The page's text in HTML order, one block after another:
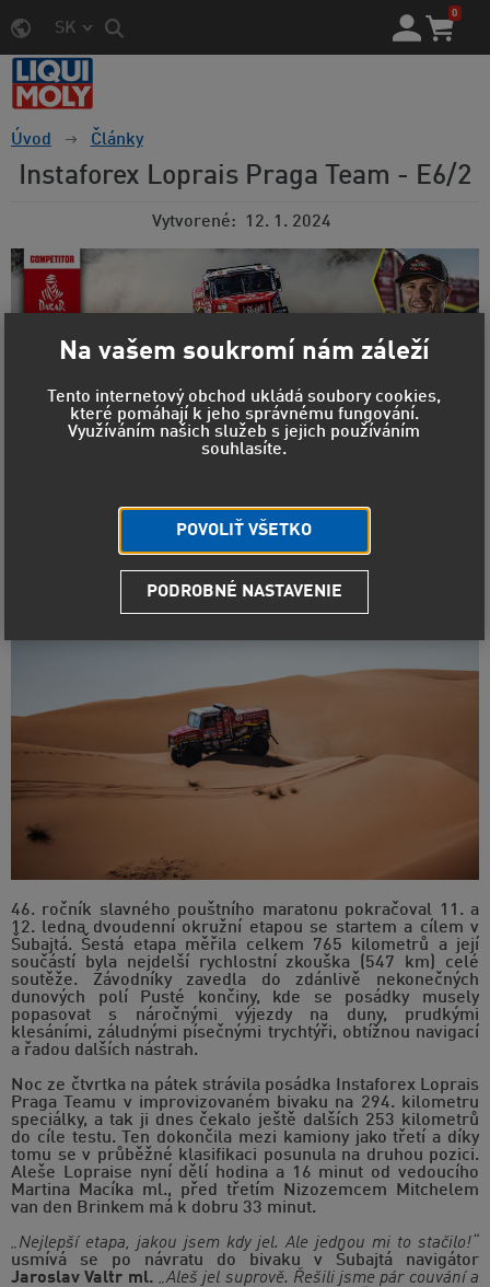
SK
0
Úvod Články
Instaforex Loprais Praga Team - E6/2
Vytvorené 12. 1. 2024
Dakar 2024: Lopraisova posádka si po
dvoudenní etapě polepšila. Průběžně je druhá
dunách pouště Rub al-Chálí a před dnem odpočinku
poskočili v průběžném hodnocení Rally Dakar 2024 o
46. ročník slavného pouštního maratonu pokračoval 11. a
12. ledna dvoudenní okružní etapou se startem a cílem v
Šubajtá. Šestá etapa měřila celkem 765 kilometrů a její
součástí byla nejdelší rychlostní zkouška (547 km) celé
soutěže. Závodníky zavedla do zdánlivě nekonečných
dunových polí Pusté končiny, kde se posádky musely
popasovat s náročnými výjezdy na duny, prudkými
klesáními, záludnými písečnými trychtýři, obtížnou navigací
a řadou dalších nástrah.
Noc ze čtvrtka na pátek strávila posádka Instaforex Loprais
Praga Teamu v improvizovaném bivaku na 294. kilometru
speciálky, a tak ji dnes čekalo ještě dalších 253 kilometrů
do cíle testu. Ten dokončila mezi kamiony jako třetí a díky
tomu se v průběžné klasifikaci posunula na druhou pozici.
Aleše Lopraise nyní dělí hodina a 16 minut od vedoucího
Martina Macíka ml., před třetím Nizozemcem Mitchelem
van den Brinkem má k dobru 33 minut.
„Nejlepší etapa, jakou jsem kdy jel. Ale jednou mi to stačilo!“
usmívá se po návratu do bivaku v Šubajtá navigátor
Jaroslav Valtr ml. „Aleš jel suprově. Řešili jsme pár couvání a
Na vašem soukromí nám záleží
Tento internetový obchod ukládá soubory cookies,
které pomáhají k jeho správnému fungování.
Využíváním našich služeb s jejich používáním
souhlasíte.
POVOLIŤ VŠETKO
PODROBNÉ NASTAVENIE